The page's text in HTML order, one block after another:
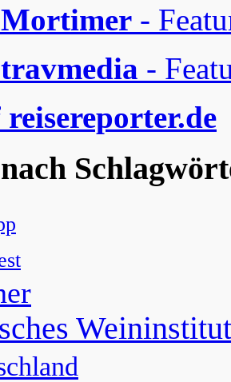
Mortimer -
travmedia -
reisereporter.de
Weininstitut